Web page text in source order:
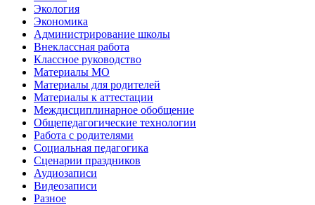
Экология
Экономика
Администрирование школы
Внеклассная работа
Классное руководство
Материалы МО
Материалы для родителей
Материалы к аттестации
Междисциплинарное обобщение
Общепедагогические технологии
Работа с родителями
Социальная педагогика
Сценарии праздников
Аудиозаписи
Видеозаписи
Разное